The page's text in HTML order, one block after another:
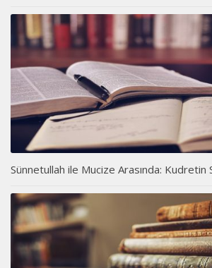
Sünnetullah ile Mucize Arasında: Kudretin